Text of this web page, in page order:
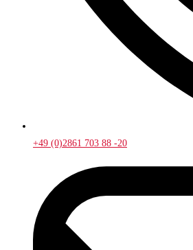
+49 (0)2861 703 88 -20